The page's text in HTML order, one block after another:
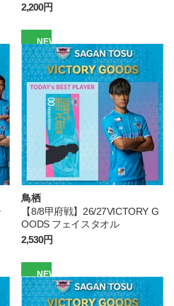
2,200円
NEW
鳥栖
【8/8甲府戦】26/27VICTORY G
OODS フェイスタオル
2,530円
NEW